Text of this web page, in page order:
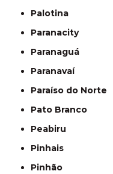
Palotina
Paranacity
Paranaguá
Paranavaí
Paraíso do Norte
Pato Branco
Peabiru
Pinhais
Pinhão